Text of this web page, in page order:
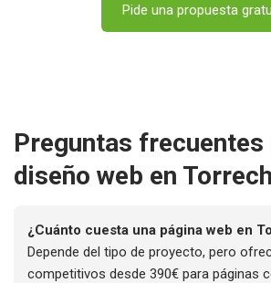
Pide una propuesta
Preguntas frecuentes
diseño web en
¿Cuánto cuesta una página web en
Depende del tipo de proyecto, pero
competitivos desde 390€ para páginas